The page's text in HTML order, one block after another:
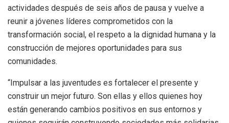
actividades después de seis años de pausa y vuelve a
reunir a jóvenes líderes comprometidos con la
transformación social, el respeto a la dignidad humana y la
construcción de mejores oportunidades para sus
comunidades.
“Impulsar a las juventudes es fortalecer el presente y
construir un mejor futuro. Son ellas y ellos quienes hoy
están generando cambios positivos en sus entornos y